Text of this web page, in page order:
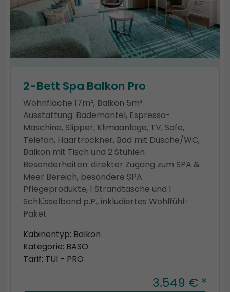
2-Bett Spa Balkon Pro
Wohnfläche 17m², Balkon 5m²
Ausstattung: Bademantel, Espresso-
Maschine, Slipper, Klimaanlage, TV, Safe,
Telefon, Haartrockner, Bad mit Dusche/WC,
Balkon mit Tisch und 2 Stühlen
Besonderheiten: direkter Zugang zum SPA &
Meer Bereich, besondere SPA
Pflegeprodukte, 1 Strandtasche und 1
Schlüsselband p.P., inkludiertes Wohlfühl-
Paket
Kabinentyp: Balkon
Kategorie: BASO
Tarif: TUI - PRO
3.549 € *